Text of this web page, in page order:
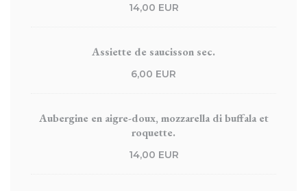
14,00 EUR
Assiette de saucisson sec.
6,00 EUR
Aubergine en aigre-doux, mozzarella di buffala et
roquette.
14,00 EUR